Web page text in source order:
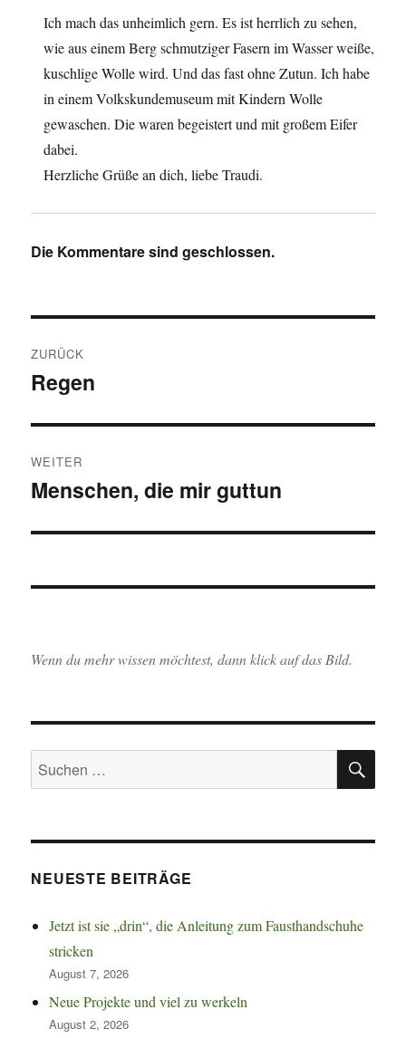
Ich mach das unheimlich gern. Es ist herrlich zu sehen,
wie aus einem Berg schmutziger Fasern im Wasser weiße,
kuschlige Wolle wird. Und das fast ohne Zutun. Ich habe
in einem Volkskundemuseum mit Kindern Wolle
gewaschen. Die waren begeistert und mit großem Eifer
dabei.
Herzliche Grüße an dich, liebe Traudi.
Die Kommentare sind geschlossen.
ZURÜCK
Vorheriger
Regen
WEITER
Nächster
Menschen, die mir guttun
Wenn du mehr wissen möchtest, dann klick auf das Bild.
Suchen
nach:
NEUESTE BEITRÄGE
Jetzt ist sie „drin“, die Anleitung zum Fausthandschuhe
stricken
August 7, 2026
Neue Projekte und viel zu werkeln
August 2, 2026